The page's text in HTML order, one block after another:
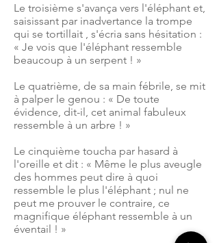
Le troisième s'avança vers l'éléphant et,
saisissant par inadvertance la trompe
qui se tortillait , s'écria sans hésitation :
« Je vois que l'éléphant ressemble
beaucoup à un serpent ! »
Le quatrième, de sa main fébrile, se mit
à palper le genou : « De toute
évidence, dit-il, cet animal fabuleux
ressemble à un arbre ! »
Le cinquième toucha par hasard à
l'oreille et dit : « Même le plus aveugle
des hommes peut dire à quoi
ressemble le plus l'éléphant ; nul ne
peut me prouver le contraire, ce
magnifique éléphant ressemble à un
éventail ! »